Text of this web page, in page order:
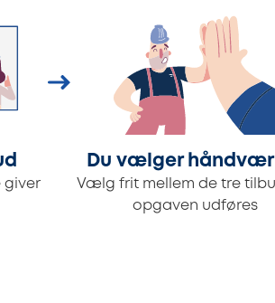
giver
Du vælger
Vælg frit mellem de tre
opgaven udføres